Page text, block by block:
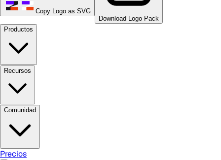
Copy Logo as SVG
Download Logo Pack
Productos
Recursos
Comunidad
Precios